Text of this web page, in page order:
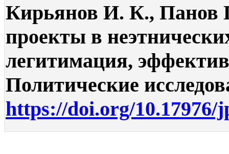
Кирьянов И. К., Панов
проекты в
легитимация,
Политические
https://doi.org/10.17976/